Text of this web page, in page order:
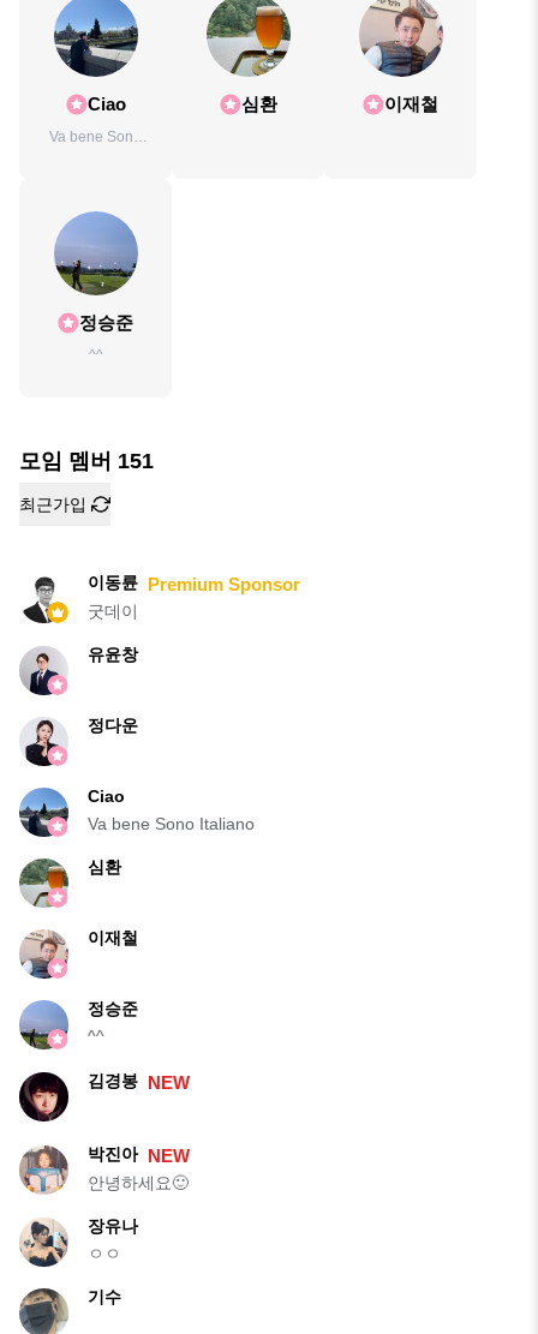
Ciao
Va bene Sono
심환 이재철
정승준
^^
모임 멤버 151
최근가입
이동륜 Premium Sponsor
굿데이
유윤창
정다운
Ciao
Va bene Sono Italiano
심환
이재철
정승준
^^
김경봉 NEW
박진아 NEW
안녕하세요🙂
장유나
ㅇㅇ
기수